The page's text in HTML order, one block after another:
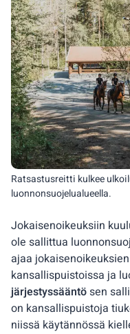
Jokaisenoikeuksiin
ole sallittua
ajaa
kansallispuistoissa ja
järjestyssääntösen
on kansallispuistoja
niissä käytännössä
Ratsastusreitti kulkee
luonnonsuojelualueella.